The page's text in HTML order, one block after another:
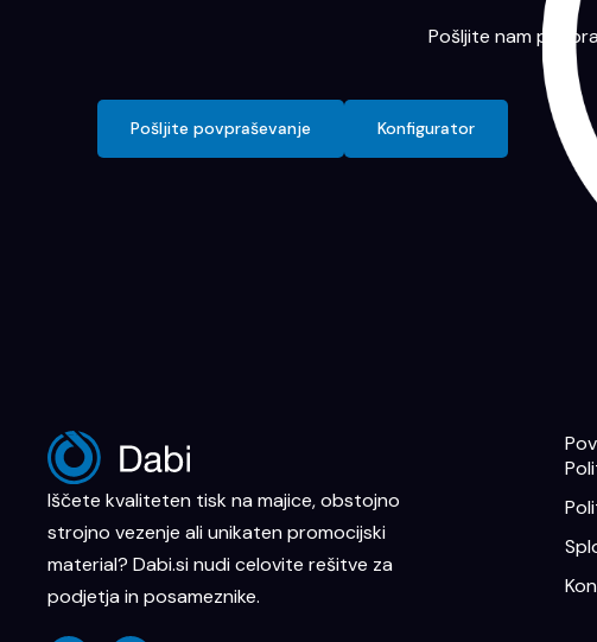
Pošljite nam
Pošljite povpraševanje Konfigurator
Iščete kvaliteten tisk na majice, obstojno
strojno vezenje ali unikaten promocijski
material? Dabi.si nudi celovite rešitve za
podjetja in posameznike.